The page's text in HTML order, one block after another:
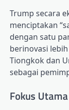
Trump secara
menciptakan
dengan satu
berinovasi
Tiongkok dan
sebagai
Fokus